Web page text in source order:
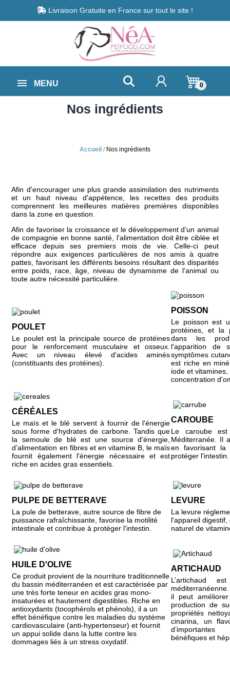
Livraison Gratuite en France sur tout le site !
0
MENU
Nos ingrédients
Accueil Nos ingrédients
Afin d'encourager une plus grande assimilation des nutriments
et un haut niveau d'appétence, les recettes des produits
comprennent les meilleures matières premières disponibles
dans la zone en question.
Afin de favoriser la croissance et le développement d’un animal
de compagnie en bonne santé, l'alimentation doit être ciblée et
efficace depuis ses premiers mois de vie. Celle-ci peut
répondre aux exigences particulières de nos amis à quatre
pattes, favorisant les différents besoins résultant des disparités
entre poids, race, âge, niveau de dynamisme de l'animal ou
toute autre nécessité particulière.
POULET
Le poulet est la principale source de protéines
pour le renforcement musculaire et osseux.
Avec un niveau élevé d'acides aminés
(constituants des protéines).
POISSON
Le poisson est
protéines, et la
dans les
l'apparition de
symptômes
est riche en
iode et
concentration
CÉRÉALES
Le maïs et le blé servent à fournir de l'énergie
sous forme d'hydrates de carbone. Tandis que
la semoule de blé est une source d'énergie,
d’alimentation en fibres et en vitamine B, le maïs
fournit également l'énergie nécessaire et est
riche en acides gras essentiels.
CAROUBE
Le caroube
Méditerranée. Il
en favorisant la
protéger l'intestin.
PULPE DE BETTERAVE
La pule de betterave, autre source de fibre de
puissance rafraîchissante, favorise la motilité
intestinale et contribue à protéger l'intestin.
LEVURE
La levure
l'appareil
naturel de
HUILE D'OLIVE
Ce produit provient de la nourriture traditionnelle
du bassin méditerranéen et est caractérisée par
une très forte teneur en acides gras mono-
insaturées et hautement digestibles. Riche en
antioxydants (tocophérols et phénols), il a un
effet bénéfique contre les maladies du système
cardiovasculaire (anti-hypertenseur) et fournit
un appui solide dans la lutte contre les
dommages liés à un stress oxydatif.
ARTICHAUD
L’artichaud
il peut
production de
propriétés
cinarina, un
bénéfiques et